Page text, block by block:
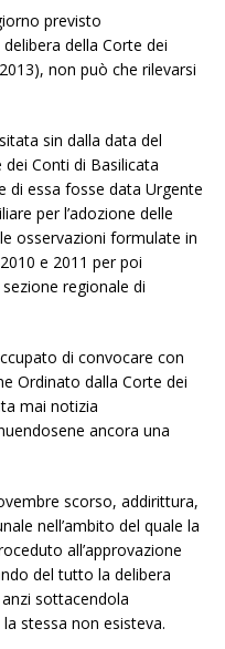
previsto
della Corte dei
non può che rilevarsi
sin dalla data del
Conti di Basilicata
di essa fosse data Urgente
per l’adozione delle
osservazioni formulate in
e 2011 per poi
regionale di
di convocare con
Ordinato dalla Corte dei
mai notizia
ancora una
scorso, addirittura,
nell’ambito del quale la
all’approvazione
del tutto la delibera
sottacendola
stessa non esisteva.